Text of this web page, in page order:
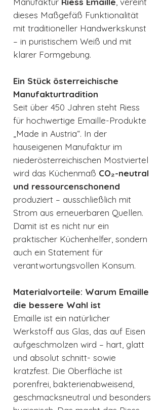
dieses Maßgefäß Funktionalität
mit traditioneller Handwerkskunst
– in puristischem Weiß und mit
klarer Formgebung.
Ein Stück österreichische
Manufakturtradition
Seit über 450 Jahren steht Riess
für hochwertige Emaille-Produkte
„Made in Austria“. In der
hauseigenen Manufaktur im
niederösterreichischen Mostviertel
wird das Küchenmaß CO₂-neutral
und ressourcenschonend
produziert – ausschließlich mit
Strom aus erneuerbaren Quellen.
Damit ist es nicht nur ein
praktischer Küchenhelfer, sondern
auch ein Statement für
verantwortungsvollen Konsum.
Materialvorteile: Warum Emaille
die bessere Wahl ist
Emaille ist ein natürlicher
Werkstoff aus Glas, das auf Eisen
aufgeschmolzen wird – hart, glatt
und absolut schnitt- sowie
kratzfest. Die Oberfläche ist
porenfrei, bakterienabweisend,
geschmacksneutral und besonders